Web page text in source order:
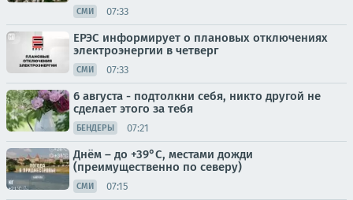
СМИ 07:33
ЕРЭС информирует о плановых отключениях
электроэнергии в четверг
СМИ 07:33
6 августа - подтолкни себя, никто другой не
сделает этого за тебя
БЕНДЕРЫ 07:21
Днём – до +39°С, местами дожди
(преимущественно по северу)
СМИ 07:15